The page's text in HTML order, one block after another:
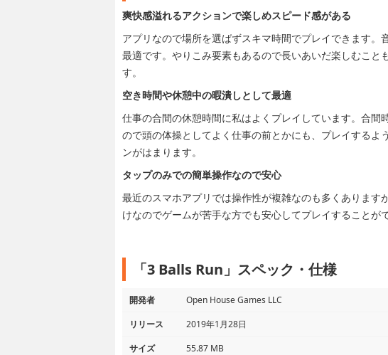
爽快感溢れるアクションで楽しめスピード感がある
アプリなので場所を選ばずスキマ時間でプレイできます。
最適です。やりこみ要素もあるので長いあいだ楽しむこと
す。
空き時間や休憩中の暇潰しとして最適
仕事の合間の休憩時間に私はよくプレイしています。合間
ので頭の体操としてよく仕事の前とかにも、プレイするよ
ンがはまります。
タップのみでの簡単操作なので安心
最近のスマホアプリでは操作性が複雑なのも多くあります
けなのでゲームが苦手な方でも安心してプレイすることが
「3 Balls Run」スペック・仕様
開発者
Open House Games LLC
リリース
2019年1月28日
サイズ
55.87 MB